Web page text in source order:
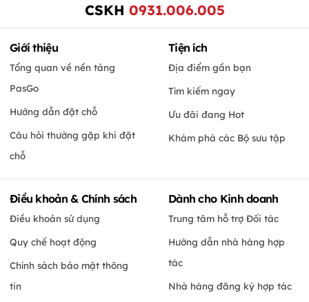
CSKH 0931.006.005
Giới thiệu
Tổng quan về nền tảng
PasGo
Hướng dẫn đặt chỗ
Câu hỏi thường gặp khi đặt
chỗ
Tiện ích
Địa điểm gần bạn
Tìm kiếm ngay
Ưu đãi đang Hot
Khám phá các Bộ sưu tập
Điều khoản & Chính sách
Điều khoản sử dụng
Quy chế hoạt động
Chính sách bảo mật thông
tin
Dành cho Kinh doanh
Trung tâm hỗ trợ Đối tác
Hướng dẫn nhà hàng hợp
tác
Nhà hàng đăng ký hợp tác